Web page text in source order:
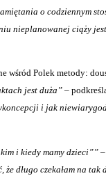
o codziennym
nieplanowanej ciąży
Polek metody:
jest duża” –
i jak
i kiedy mamy dzieci””
że długo czekałam na